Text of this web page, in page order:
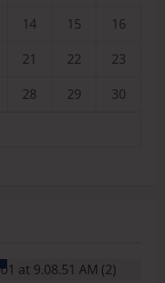
14 15
16
21 22
23
28 29
30